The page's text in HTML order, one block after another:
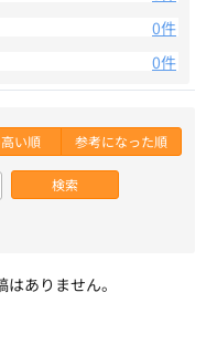
0件
0件
い順 参考になった順
検索
ありません。